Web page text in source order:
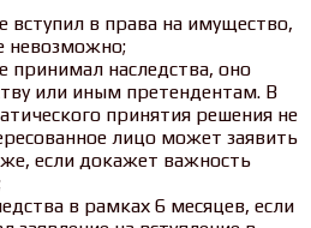
вступил в права на имущество,
невозможно;
принимал наследства, оно
или иным претендентам. В
принятия решения не
лицо может заявить
если докажет важность
в рамках 6 месяцев, если